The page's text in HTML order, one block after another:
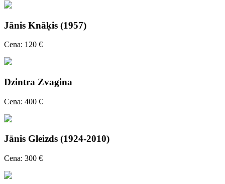
Jānis Knāķis (1957)
Cena: 120 €
Dzintra Zvagina
Cena: 400 €
Jānis Gleizds (1924-2010)
Cena: 300 €